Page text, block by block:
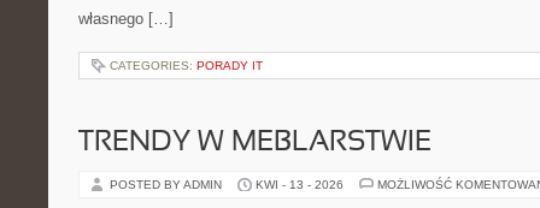
własnego […]
CATEGORIES: PORADY IT
TRENDY W MEBLARSTWIE
POSTED BY ADMIN KWI - 13 - 2026 MOŻLIWOŚĆ